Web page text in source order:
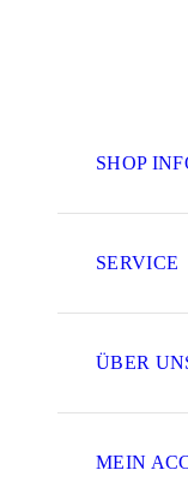
SHOP
SERVICE
ÜBER
MEIN